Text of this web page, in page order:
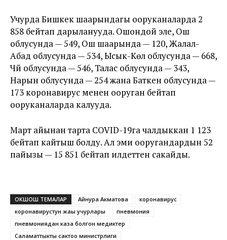
Учурда Бишкек шаарындагы ооруканаларда 2
858 бейтап дарыланууда. Ошондой эле, Ош
облусунда — 549, Ош шаарында — 120, Жалал-
Абад облусунда — 534, Ысык-Көл облусунда — 668,
Чүй облусунда — 546, Талас облусунда — 343,
Нарын облусунда — 254 жана Баткен облусунда —
173 коронавирус менен ооруган бейтап
ооруканаларда калууда.
Март айынан тарта COVID-19га чалдыккан 1 123
бейтап кайтыш болду. Ал эми ооругандардын 52
пайызы — 15 851 бейтап илдеттен сакайды.
ОКШОШ ТЕМАЛАР Айнура Акматова
коронавирус
коронавирустун жаңы учурлары
пневмония
пневмониядан каза болгон медиктер
Саламаттыкты сактоо министрлиги